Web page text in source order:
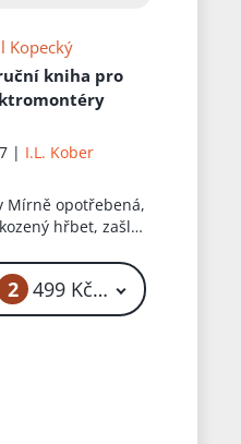
Kopecký
kniha pro
| I.L. Kober
Mírně opotřebená,
hřbet, zašlá
5 stran
2 499 Kč – 799 Kč